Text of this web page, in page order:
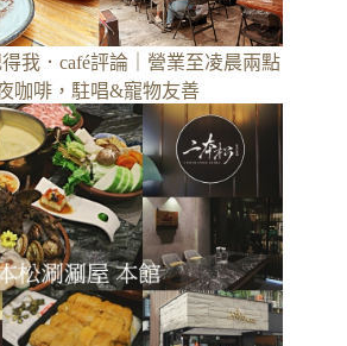
得我．café評論｜營業至凌晨兩點
咖啡，駐唱&寵物友善